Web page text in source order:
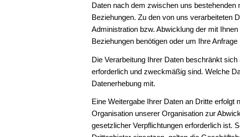
Daten nach dem zwischen uns
Beziehungen. Zu den von uns verarbeiteten
Administration bzw. Abwicklung der mit
Beziehungen benötigen oder um Ihre
Die Verarbeitung Ihrer Daten beschränkt
erforderlich und zweckmäßig sind. Welche
Datenerhebung mit.
Eine Weitergabe Ihrer Daten an Dritte
Organisation unserer Organisation zur
gesetzlicher Verpflichtungen erforderlich ist.